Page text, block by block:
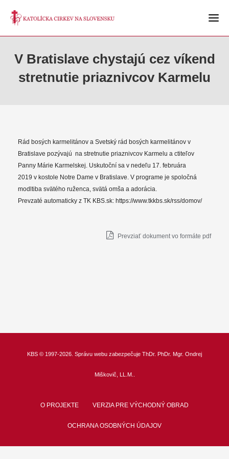
V Bratislave chystajú cez víkend
stretnutie priaznivcov Karmelu
Rád bosých karmelitánov a Svetský rád bosých karmelitánov v
Bratislave pozývajú na stretnutie priaznivcov Karmelu a ctiteľov
Panny Márie Karmelskej. Uskutoční sa v nedeľu 17. februára
2019 v kostole Notre Dame v Bratislave. V programe je spoločná
modltiba svätého ruženca, svätá omša a adorácia.
Prevzaté automaticky z TK KBS.sk: https://www.tkkbs.sk/rss/domov/
Prevziať dokument vo formáte pdf
KBS © 1997-2026. Správu webu zabezpečuje ThDr. PhDr. Mgr. Ondrej
Miškovič, LL.M.
O PROJEKTE VERZIA PRE VÝCHODNÝ OBRAD
OCHRANA OSOBNÝCH ÚDAJOV